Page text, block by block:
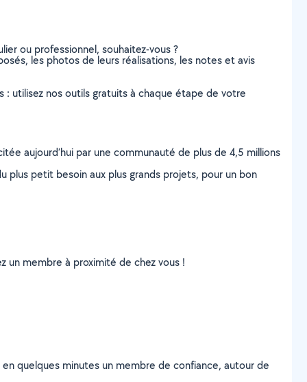
ou professionnel, souhaitez-vous ?
les photos de leurs réalisations, les notes et avis
: utilisez nos outils gratuits à chaque étape de votre
aujourd’hui par une communauté de plus de 4,5 millions
plus petit besoin aux plus grands projets, pour un bon
un membre à proximité de chez vous !
quelques minutes un membre de confiance, autour de